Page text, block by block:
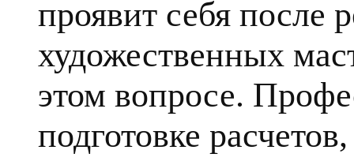
проявит себя после
художественных
этом вопросе.
подготовке